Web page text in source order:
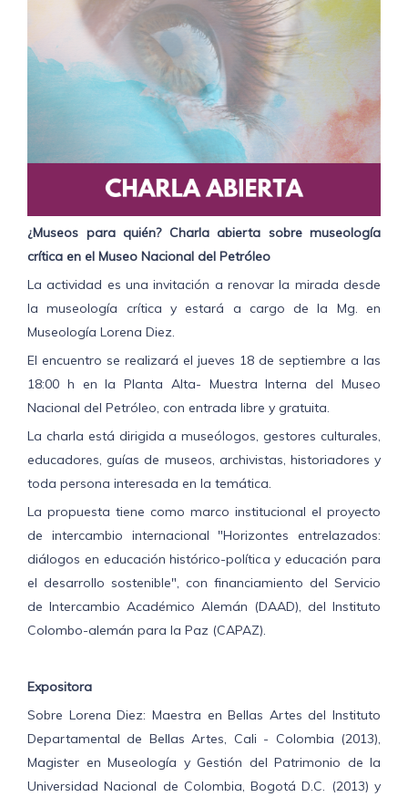
¿Museos para quién? Charla abierta sobre museología
crítica en el Museo Nacional del Petróleo
La actividad es una invitación a renovar la mirada desde
la museología crítica y estará a cargo de la Mg. en
Museología Lorena Diez.
El encuentro se realizará el jueves 18 de septiembre a las
18:00 h en la Planta Alta- Muestra Interna del Museo
Nacional del Petróleo, con entrada libre y gratuita.
La charla está dirigida a museólogos, gestores culturales,
educadores, guías de museos, archivistas, historiadores y
toda persona interesada en la temática.
La propuesta tiene como marco institucional el proyecto
de intercambio internacional "Horizontes entrelazados:
diálogos en educación histórico-política y educación para
el desarrollo sostenible", con financiamiento del Servicio
de Intercambio Académico Alemán (DAAD), del Instituto
Colombo-alemán para la Paz (CAPAZ).
Expositora
Sobre Lorena Diez: Maestra en Bellas Artes del Instituto
Departamental de Bellas Artes, Cali - Colombia (2013),
Magister en Museología y Gestión del Patrimonio de la
Universidad Nacional de Colombia, Bogotá D.C. (2013) y